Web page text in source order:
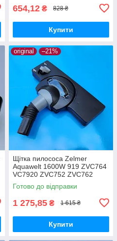
654,12 ₴ 828 ₴
Купити
original –21%
Щітка пилососа Zelmer
Aquawelt 1600W 919 ZVC764
VC7920 ZVC752 ZVC762
ZVC763 Aquos 829 ZVC722
Aquario 819 ZVC712 оригінал
Готово до відправки
1 275,85 ₴ 1 615 ₴
Купити